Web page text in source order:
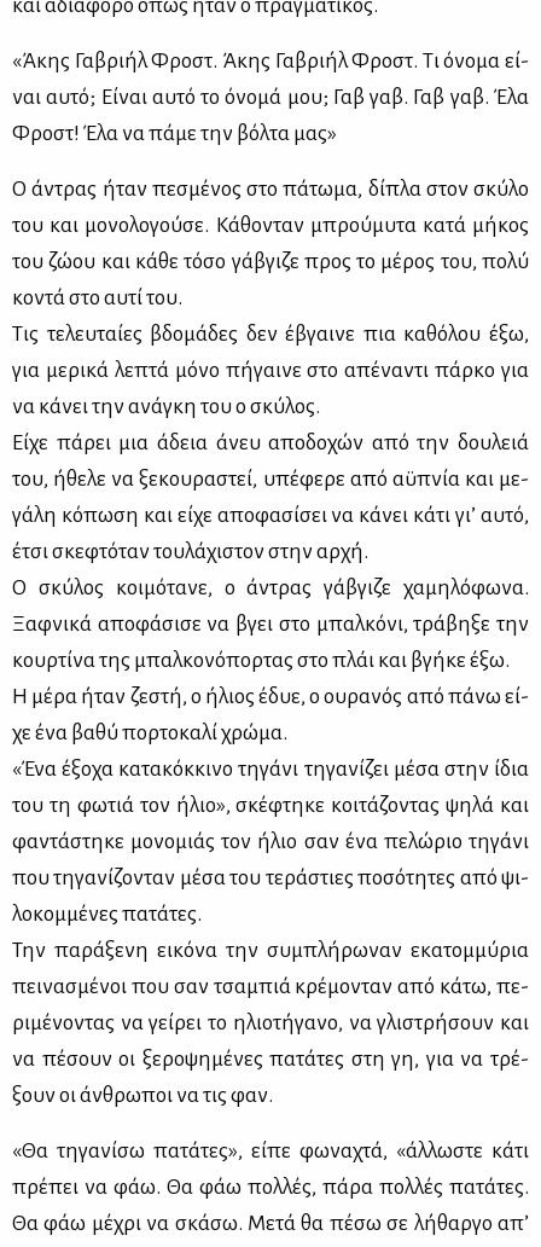
και αδιά­φο­ρο όπως ήταν ο πραγ­μα­τι­κός.
«Άκης Γα­βρι­ήλ Φροστ. Άκης Γα­βρι­ήλ Φροστ. Τι όνο­μα εί­
ναι αυ­τό; Εί­ναι αυ­τό το όνο­μά μου; Γαβ γαβ. Γαβ γαβ. Έλα
Φροστ! Έλα να πά­με την βόλ­τα μας»
Ο άντρας ήταν πε­σμέ­νος στο πά­τω­μα, δί­πλα στον σκύ­λο
του και μο­νο­λο­γού­σε. Κά­θο­νταν μπρού­μυ­τα κα­τά μή­κος
του ζώ­ου και κά­θε τό­σο γά­βγι­ζε προς το μέ­ρος του, πο­λύ
κο­ντά στο αυ­τί του.
Τις τε­λευ­ταί­ες βδο­μά­δες δεν έβγαι­νε πια κα­θό­λου έξω,
για με­ρι­κά λε­πτά μό­νο πή­γαι­νε στο απέ­να­ντι πάρ­κο για
να κά­νει την ανά­γκη του ο σκύ­λος.
Εί­χε πά­ρει μια άδεια άνευ απο­δο­χών από την δου­λειά
του, ήθε­λε να ξε­κου­ρα­στεί, υπέ­φε­ρε από αϋ­πνία και με­
γά­λη κό­πω­ση και εί­χε απο­φα­σί­σει να κά­νει κά­τι γι’ αυ­τό,
έτσι σκε­φτό­ταν του­λά­χι­στον στην αρ­χή.
Ο σκύ­λος κοι­μό­τα­νε, ο άντρας γά­βγι­ζε χα­μη­λό­φω­να.
Ξαφ­νι­κά απο­φά­σι­σε να βγει στο μπαλ­κό­νι, τρά­βη­ξε την
κουρ­τί­να της μπαλ­κο­νό­πορ­τας στο πλάι και βγή­κε έξω.
Η μέ­ρα ήταν ζε­στή, ο ήλιος έδυε, ο ου­ρα­νός από πά­νω εί­
χε ένα βα­θύ πορ­το­κα­λί χρώ­μα.
«Ένα έξο­χα κα­τα­κόκ­κι­νο τη­γά­νι τη­γα­νί­ζει μέ­σα στην ίδια
του τη φω­τιά τον ήλιο», σκέ­φτη­κε κοι­τά­ζο­ντας ψη­λά και
φα­ντά­στη­κε μο­νο­μιάς τον ήλιο σαν ένα πε­λώ­ριο τη­γά­νι
που τη­γα­νί­ζο­νταν μέ­σα του τε­ρά­στιες πο­σό­τη­τες από ψι­
λο­κομ­μέ­νες πα­τά­τες.
Την πα­ρά­ξε­νη ει­κό­να την συ­μπλή­ρω­ναν εκα­τομ­μύ­ρια
πει­να­σμέ­νοι που σαν τσα­μπιά κρέ­μο­νταν από κά­τω, πε­
ρι­μέ­νο­ντας να γεί­ρει το ηλιο­τή­γα­νο, να γλι­στρή­σουν και
να πέ­σουν οι ξε­ρο­ψη­μέ­νες πα­τά­τες στη γη, για να τρέ­
ξουν οι άν­θρω­ποι να τις φαν.
«Θα τη­γα­νί­σω πα­τά­τες», εί­πε φω­να­χτά, «άλ­λω­στε κά­τι
πρέ­πει να φάω. Θα φάω πολ­λές, πά­ρα πολ­λές πα­τά­τες.
Θα φάω μέ­χρι να σκά­σω. Με­τά θα πέ­σω σε λή­θαρ­γο απ’